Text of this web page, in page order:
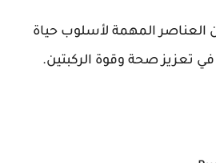
العناصر المهمة لأسلوب حياة
تعزيز صحة وقوة الركبتين.